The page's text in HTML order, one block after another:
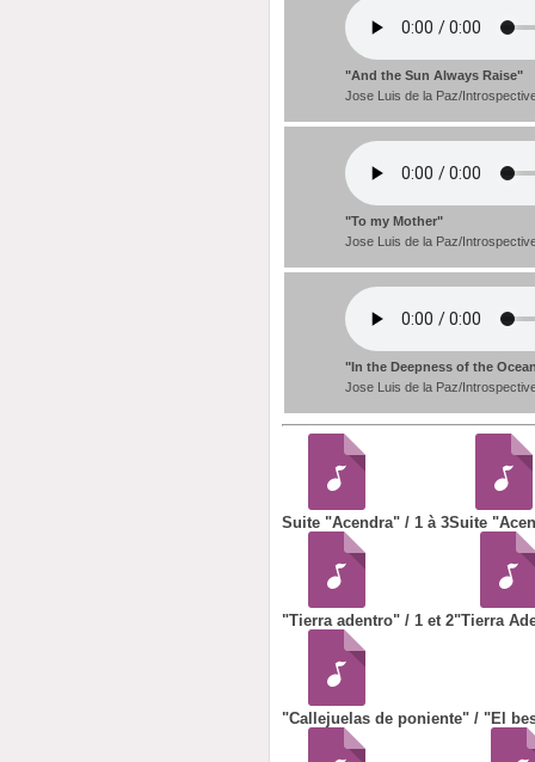
"And the Sun Always Raise"
Jose Luis de la Paz/
"To my Mother"
Jose Luis de la Paz/
"In the Deepness of the
Jose Luis de la Paz/
Suite "Acendra" / 1 à 3Suite
"Tierra adentro" / 1 et 2"Tierra
"Callejuelas de poniente" / "El